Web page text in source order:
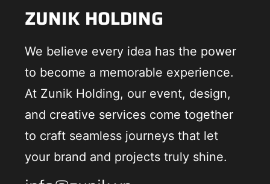
ZUNIK HOLDING
We believe every idea has the power
to become a memorable experience.
At Zunik Holding, our event, design,
and creative services come together
to craft seamless journeys that let
your brand and projects truly shine.